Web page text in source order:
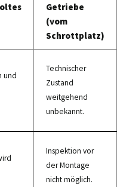
Getriebe
(vom
Schrottplatz)
und
Technischer
Zustand
weitgehend
unbekannt.
Inspektion vor
der Montage
nicht möglich.